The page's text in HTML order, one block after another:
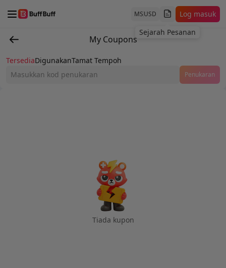
MSUSD
Sejarah Pesanan
Log masuk
My Coupons
TersediaDigunakanTamat Tempoh
Penukaran
Tiada kupon